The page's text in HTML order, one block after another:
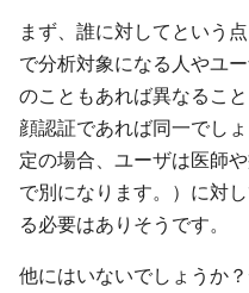
まず、誰に対してという
で分析対象になる人やユ
のこともあれば異なるこ
顔認証であれば同一でし
定の場合、ユーザは医師
で別になります。）に対
る必要はありそうです。
他にはいないでしょうか